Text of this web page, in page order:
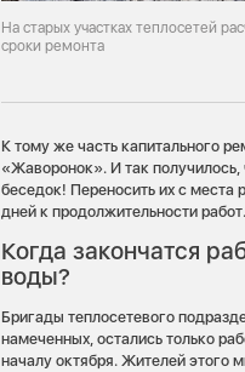
На старых участках теплосетей
сроки ремонта
К тому же часть капитального
«Жаворонок». И так
беседок! Переносить их с
дней к продолжительности работ.
Когда закончатся
воды?
Бригады теплосетевого
намеченных, остались только
началу октября. Жителей этого